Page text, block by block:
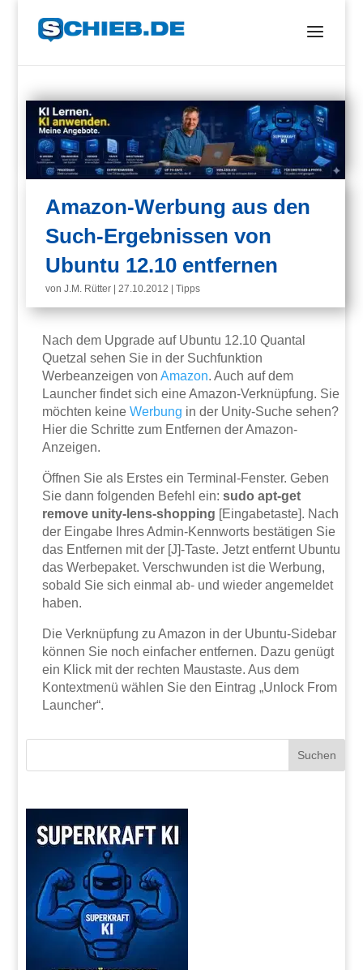
Amazon-Werbung aus den
Such-Ergebnissen von
Ubuntu 12.10 entfernen
vonJ.M. Rütter |27.10.2012 |Tipps
Nach dem Upgrade auf Ubuntu 12.10 Quantal
Quetzal sehen Sie in der Suchfunktion
Werbeanzeigen vonAmazon. Auch auf dem
Launcher findet sich eine Amazon-Verknüpfung. Sie
möchten keineWerbung in der Unity-Suche sehen?
Hier die Schritte zum Entfernen der Amazon-
Anzeigen.
Öffnen Sie als Erstes ein Terminal-Fenster. Geben
Sie dann folgenden Befehl ein:sudo apt-get
remove unity-lens-shopping [Eingabetaste]. Nach
der Eingabe Ihres Admin-Kennworts bestätigen Sie
das Entfernen mit der [J]-Taste. Jetzt entfernt Ubuntu
das Werbepaket. Verschwunden ist die Werbung,
sobald Sie sich einmal ab- und wieder angemeldet
haben.
Die Verknüpfung zu Amazon in der Ubuntu-Sidebar
können Sie noch einfacher entfernen. Dazu genügt
ein Klick mit der rechten Maustaste. Aus dem
Kontextmenü wählen Sie den Eintrag „Unlock From
Launcher“.